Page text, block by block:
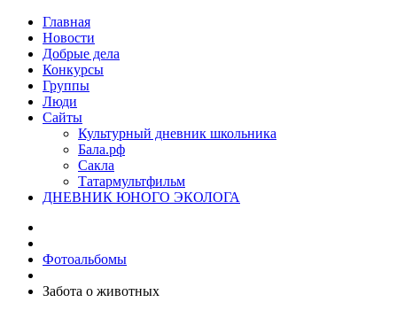
Главная
Новости
Добрые дела
Конкурсы
Группы
Люди
Сайты
Культурный дневник школьника
Бала.рф
Сакла
Татармультфильм
ДНЕВНИК ЮНОГО ЭКОЛОГА
Фотоальбомы
Забота о животных